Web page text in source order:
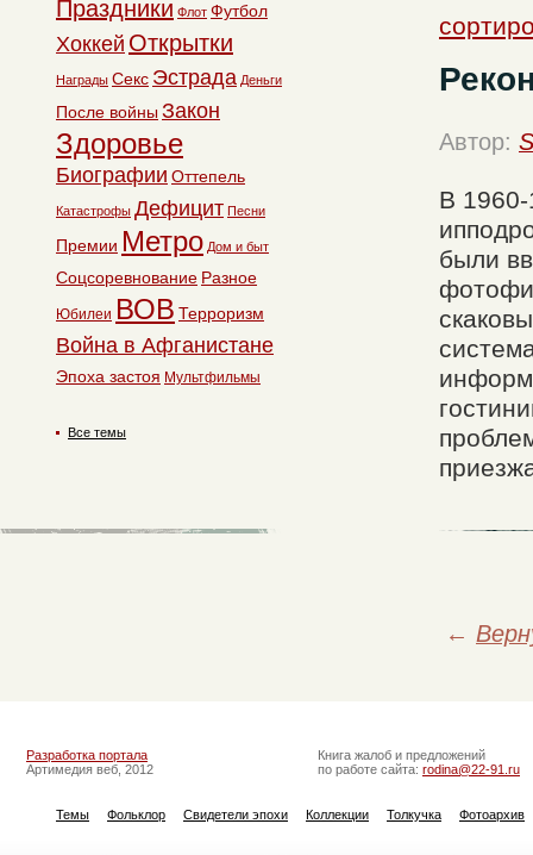
Автор:
В
были
←
Праздники Флот Футбол
Хоккей Открытки
Награды Секс Эстрада Деньги
После войны Закон
Здоровье
Биографии Оттепель
Катастрофы Дефицит Песни
Премии Метро Дом и быт
Соцсоревнование Разное
Юбилеи ВОВ Терроризм
Война в Афганистане
Эпоха застоя Мультфильмы
Все темы
Разработка портала
Артимедия веб, 2012
Книга жалоб и предложений
по работе сайта: rodina@22-91.ru
Темы Фольклор Свидетели эпохи Коллекции Толкучка Фотоархив